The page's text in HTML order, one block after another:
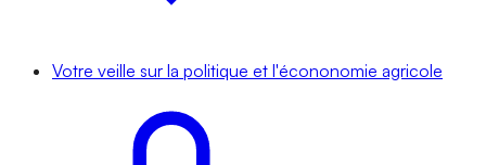
Votre veille sur la politique et l'écononomie agricole